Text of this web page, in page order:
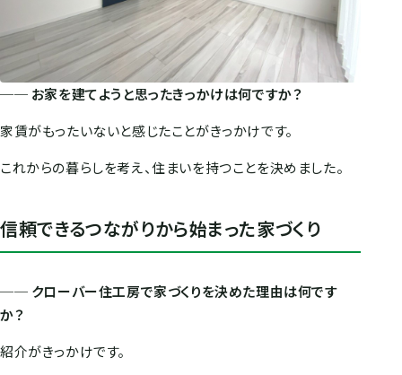
── お家を建てようと思ったきっかけは何ですか？
家賃がもったいないと感じたことがきっかけです。
これからの暮らしを考え、住まいを持つことを決めました。
信頼できるつながりから始まった家づくり
── クローバー住工房で家づくりを決めた理由は何です
か？
紹介がきっかけです。